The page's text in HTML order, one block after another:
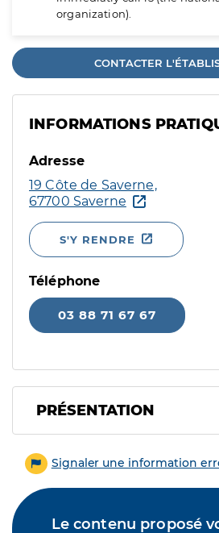
organization).
CONTACTER
INFORMATIONS
Adresse
19 Côte de Saverne,
67700 Saverne
S'Y RENDRE
Téléphone
03 88 71 67 67
PRÉSENTATION
Signaler une information
Le contenu proposé